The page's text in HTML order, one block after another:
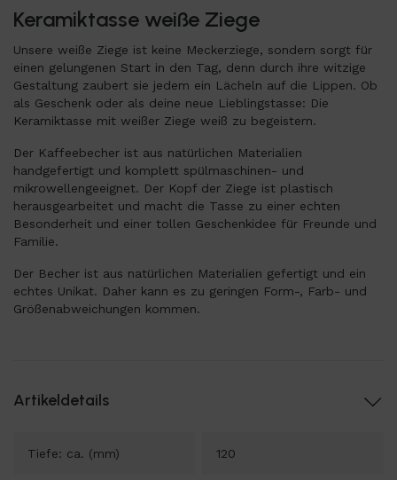
Keramiktasse weiße Ziege
Unsere weiße Ziege ist keine Meckerziege, sondern sorgt für
einen gelungenen Start in den Tag, denn durch ihre witzige
Gestaltung zaubert sie jedem ein Lächeln auf die Lippen. Ob
als Geschenk oder als deine neue Lieblingstasse: Die
Keramiktasse mit weißer Ziege weiß zu begeistern.
Der Kaffeebecher ist aus natürlichen Materialien
handgefertigt und komplett spülmaschinen- und
mikrowellengeeignet. Der Kopf der Ziege ist plastisch
herausgearbeitet und macht die Tasse zu einer echten
Besonderheit und einer tollen Geschenkidee für Freunde und
Familie.
Der Becher ist aus natürlichen Materialien gefertigt und ein
echtes Unikat. Daher kann es zu geringen Form-, Farb- und
Größenabweichungen kommen.
Artikeldetails
Tiefe: ca. (mm) 120